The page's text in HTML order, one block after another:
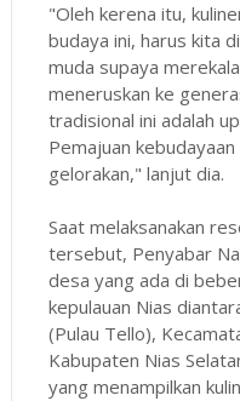
"Oleh kerena itu,
budaya ini, harus kita
muda supaya
meneruskan ke
tradisional ini adalah
Pemajuan
gelorakan," lanjut dia.
Saat melaksanakan
tersebut, Penyabar
desa yang ada di
kepulauan Nias
(Pulau Tello),
Kabupaten Nias
yang menampilkan